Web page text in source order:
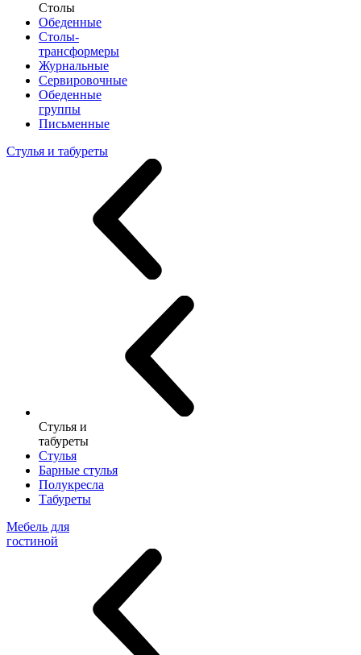
Столы
Обеденные
Столы-
трансформеры
Журнальные
Сервировочные
Обеденные
группы
Письменные
Стулья и табуреты
Стулья и
табуреты
Стулья
Барные стулья
Полукресла
Табуреты
Мебель для
гостиной